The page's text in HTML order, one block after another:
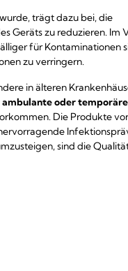
trägt dazu bei, die
Geräts zu reduzieren. Im
für Kontaminationen
zu verringern.
in älteren
oder temporäre
Die Produkte
sind die